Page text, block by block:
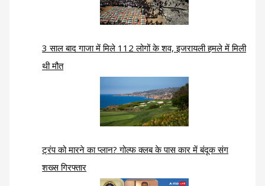
3 साल बाद गाजा में मिले 112 लोगों के शव, इजरायली हमले में मिली
थी मौत
ट्रंप को मारने का प्लान? गोल्फ क्लब के पास कार में बंदूक संग
शख्स गिरफ्तार